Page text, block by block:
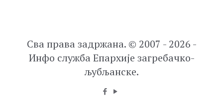
Сва права задржана. © 2007 - 2026 -
Инфо служба Епархије загребачко-
љубљанске.